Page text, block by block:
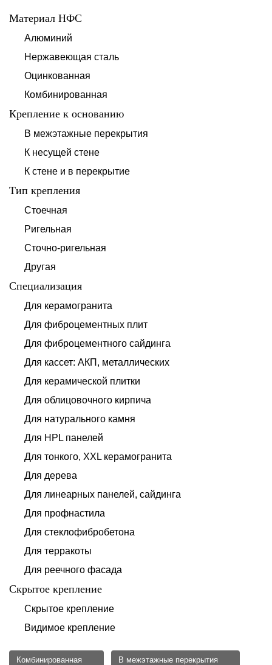
Материал НФС
Алюминий
Нержавеющая сталь
Оцинкованная
Комбинированная
Крепление к основанию
В межэтажные перекрытия
К несущей стене
К стене и в перекрытие
Тип крепления
Стоечная
Ригельная
Сточно-ригельная
Другая
Специализация
Для керамогранита
Для фиброцементных плит
Для фиброцементного сайдинга
Для кассет: АКП, металлических
Для керамической плитки
Для облицовочного кирпича
Для натурального камня
Для HPL панелей
Для тонкого, XXL керамогранита
Для дерева
Для линеарных панелей, сайдинга
Для профнастила
Для стеклофибробетона
Для терракоты
Для реечного фасада
Скрытое крепление
Скрытое крепление
Видимое крепление
Комбинированная В межэтажные перекрытия